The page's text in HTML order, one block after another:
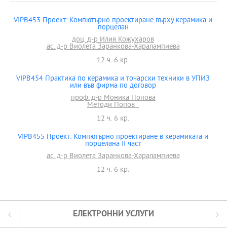
VIPB453 Проект: Компютърно проектиране върху керамика и
порцелан
доц. д-р Илия Кожухаров
ас. д-р Виолета Заранкова-Харалампиева
12 ч. 6 кр.
VIPB454 Практика по керамика и точарски техники в УПИЗ
или във фирма по договор
проф. д-р Моника Попова
Методи Попов
12 ч. 6 кр.
VIPB455 Проект: Компютърно проектиране в керамиката и
порцелана II част
ас. д-р Виолета Заранкова-Харалампиева
12 ч. 6 кр.
ЕЛЕКТРОННИ УСЛУГИ